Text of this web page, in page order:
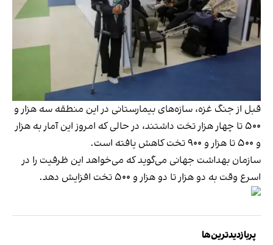
قبل از جنگ غزه، سازه‌های بیمارستانی در این منطقه سه هزار و
۵۰۰ تا چهار هزار تخت داشتند، در حالی که امروز این آمار به هزار
و ۵۰۰ تا هزار و ۹۰۰ تخت کاهش یافته است.
سازمان بهداشت جهانی می‌گوید که می‌خواهد این ظرفیت را در
اسرع وقت به دو هزار تا دو هزار و ۵۰۰ تخت افزایش دهد.
پربازدیدترین‌ها